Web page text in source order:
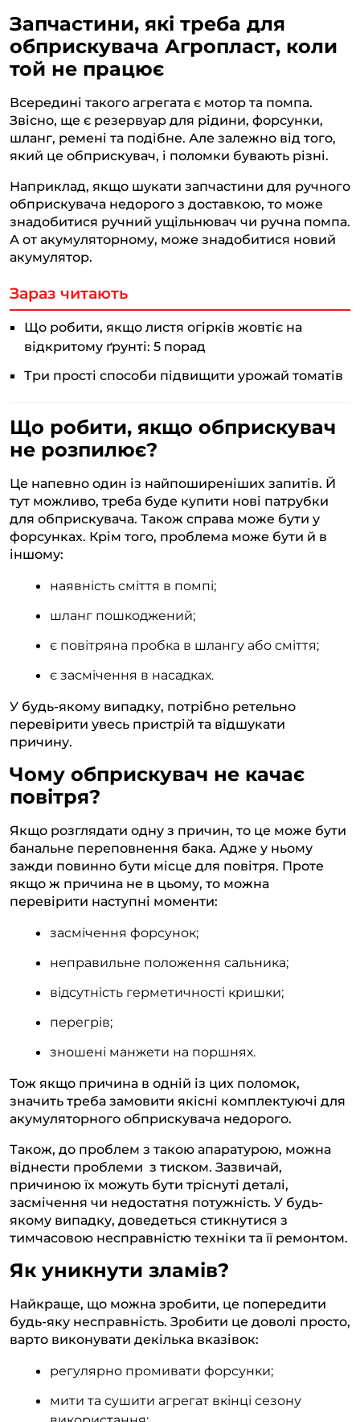
Запчастини, які треба для
обприскувача Агропласт, коли
той не працює
Всередині такого агрегата є мотор та помпа.
Звісно, ще є резервуар для рідини, форсунки,
шланг, ремені та подібне. Але залежно від того,
який це обприскувач, і поломки бувають різні.
Наприклад, якщо шукати запчастини для ручного
обприскувача недорого з доставкою, то може
знадобитися ручний ущільнювач чи ручна помпа.
А от акумуляторному, може знадобитися новий
акумулятор.
Зараз читають
Що робити, якщо листя огірків жовтіє на
відкритому ґрунті: 5 порад
Три прості способи підвищити урожай томатів
Що робити, якщо обприскувач
не розпилює?
Це напевно один із найпоширеніших запитів. Й
тут можливо, треба буде купити нові патрубки
для обприскувача. Також справа може бути у
форсунках. Крім того, проблема може бути й в
іншому:
наявність сміття в помпі;
шланг пошкоджений;
є повітряна пробка в шлангу або сміття;
є засмічення в насадках.
У будь-якому випадку, потрібно ретельно
перевірити увесь пристрій та відшукати
причину.
Чому обприскувач не качає
повітря?
Якщо розглядати одну з причин, то це може бути
банальне переповнення бака. Адже у ньому
зажди повинно бути місце для повітря. Проте
якщо ж причина не в цьому, то можна
перевірити наступні моменти:
засмічення форсунок;
неправильне положення сальника;
відсутність герметичності кришки;
перегрів;
зношені манжети на поршнях.
Тож якщо причина в одній із цих поломок,
значить треба замовити якісні комплектуючі для
акумуляторного обприскувача недорого.
Також, до проблем з такою апаратурою, можна
віднести проблеми з тиском. Зазвичай,
причиною їх можуть бути тріснуті деталі,
засмічення чи недостатня потужність. У будь-
якому випадку, доведеться стикнутися з
тимчасовою несправністю техніки та її ремонтом.
Як уникнути зламів?
Найкраще, що можна зробити, це попередити
будь-яку несправність. Зробити це доволі просто,
варто виконувати декілька вказівок:
регулярно промивати форсунки;
мити та сушити агрегат вкінці сезону